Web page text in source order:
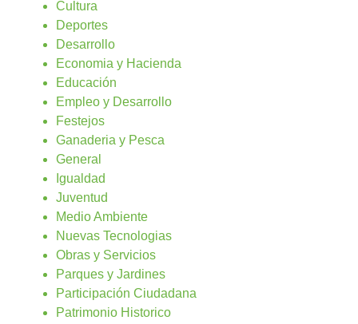
Cultura
Deportes
Desarrollo
Economia y Hacienda
Educación
Empleo y Desarrollo
Festejos
Ganaderia y Pesca
General
Igualdad
Juventud
Medio Ambiente
Nuevas Tecnologias
Obras y Servicios
Parques y Jardines
Participación Ciudadana
Patrimonio Historico